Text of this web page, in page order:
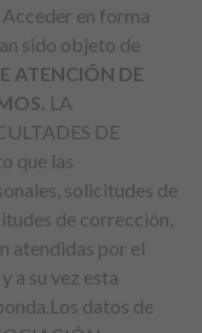
en forma
sido objeto de
ATENCIÓN DE
LA
DE
que las
solicitudes de
de corrección,
atendidas por el
a su vez esta
datos de